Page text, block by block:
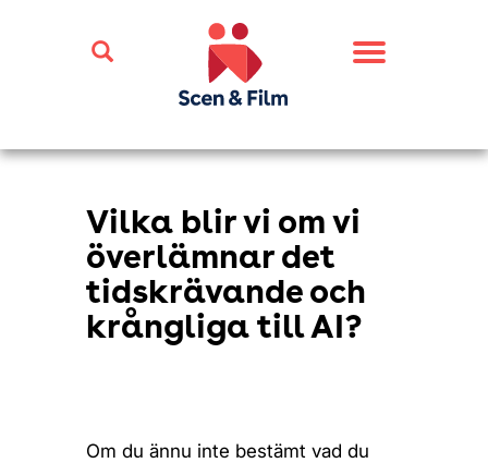
Toggle
Vilka blir vi om vi
överlämnar det
tidskrävande och
krångliga till AI?
Om du ännu inte bestämt vad du